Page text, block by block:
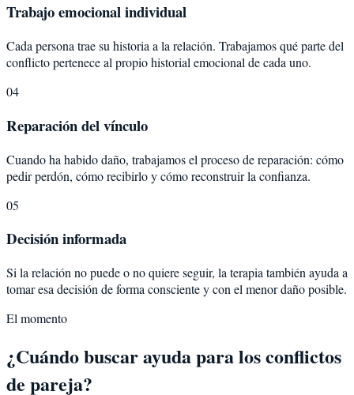
Trabajo emocional individual
Cada persona trae su historia a la relación. Trabajamos qué parte del
conflicto pertenece al propio historial emocional de cada uno.
04
Reparación del vínculo
Cuando ha habido daño, trabajamos el proceso de reparación: cómo
pedir perdón, cómo recibirlo y cómo reconstruir la confianza.
05
Decisión informada
Si la relación no puede o no quiere seguir, la terapia también ayuda a
tomar esa decisión de forma consciente y con el menor daño posible.
El momento
¿Cuándo buscar ayuda para los conflictos
de pareja?